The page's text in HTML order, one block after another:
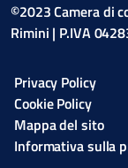
©2023 Camera di
Rimini | P.IVA
Privacy Policy
Cookie Policy
Mappa del sito
Informativa sulla